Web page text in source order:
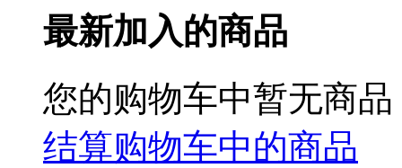
最新加入的商品
您的购物车中暂无商
结算购物车中的商品